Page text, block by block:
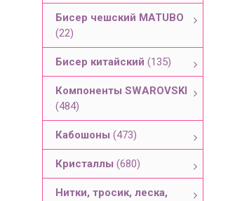
Бисер чешский MATUBO
(22)
Бисер китайский (135)
Компоненты SWAROVSKI
(484)
Кабошоны (473)
Кристаллы (680)
Нитки, тросик, леска,